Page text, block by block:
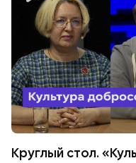
Круглый стол.